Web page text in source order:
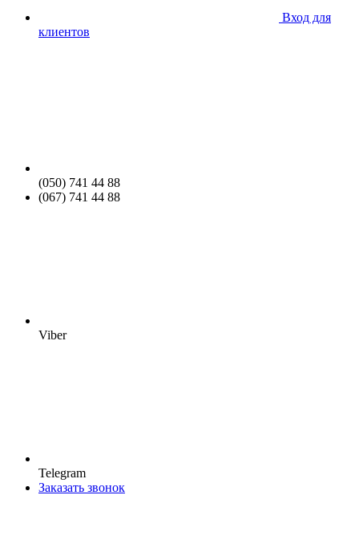
Вход для
клиентов
(050) 741 44 88
(067) 741 44 88
Viber
Telegram
Заказать звонок